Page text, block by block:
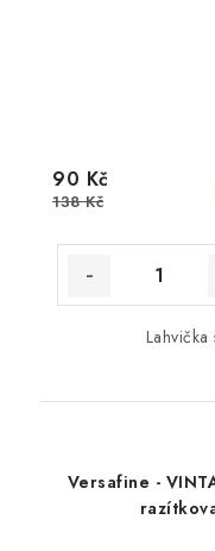
90 Kč
138 Kč
Versafine -